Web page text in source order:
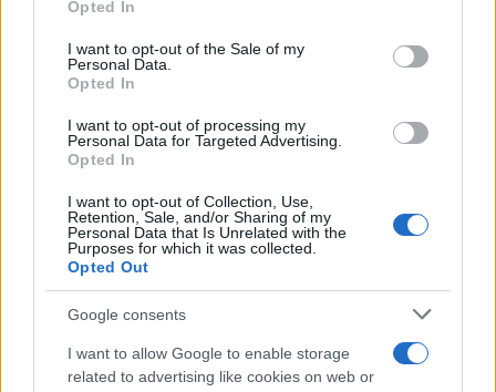
use your data for below specified purposes in below Google
consent section.
Opted In
I want to opt-out of the Sale of my
Personal Data.
Opted In
I want to opt-out of processing my
Personal Data for Targeted Advertising.
Opted In
I want to opt-out of Collection, Use,
Retention, Sale, and/or Sharing of my
Personal Data that Is Unrelated with the
Purposes for which it was collected.
Opted Out
Google consents
I want to allow Google to enable storage
related to advertising like cookies on web or